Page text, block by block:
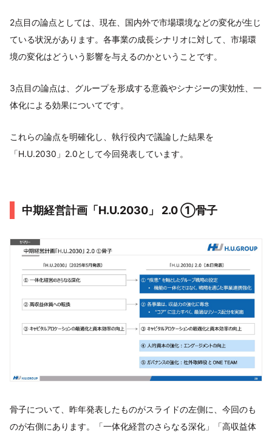
2点目の論点としては、現在、国内外で市場環境などの変化が生じ
ている状況があります。各事業の成長シナリオに対して、市場環
境の変化はどういう影響を与えるのかということです。
3点目の論点は、グループを形成する意義やシナジーの実効性、一
体化による効果についてです。
これらの論点を明確化し、執行役内で議論した結果を
「H.U.2030」2.0として今回発表しています。
中期経営計画「H.U.2030」 2.0 ①骨子
骨子について、昨年発表したものがスライドの左側に、今回のも
のが右側にあります。「一体化経営のさらなる深化」「高収益体